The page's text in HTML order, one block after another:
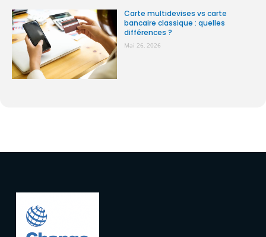
Carte multidevises vs carte
bancaire classique : quelles
différences ?
Mai 26, 2026